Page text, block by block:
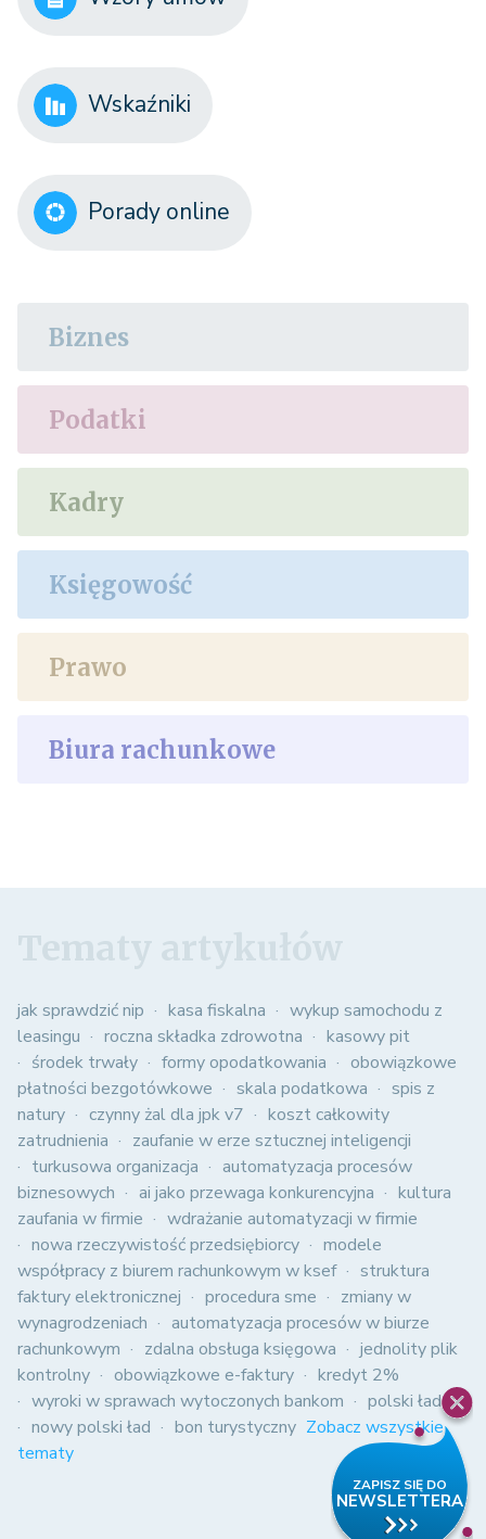
Wskaźniki
Porady online
Biznes
Podatki
Kadry
Księgowość
Prawo
Biura rachunkowe
jak sprawdzić nip kasa fiskalna
wykup samochodu z
leasingu
roczna składka zdrowotna
kasowy pit
środek trwały
formy opodatkowania
obowiązkowe
płatności bezgotówkowe
skala podatkowa
spis z
natury
czynny żal dla jpk v7
koszt całkowity
zatrudnienia
zaufanie w erze sztucznej inteligencji
turkusowa organizacja
automatyzacja procesów
biznesowych
ai jako przewaga konkurencyjna
kultura
zaufania w firmie
wdrażanie automatyzacji w firmie
nowa rzeczywistość przedsiębiorcy
modele
współpracy z biurem rachunkowym w ksef
struktura
faktury elektronicznej
procedura sme
zmiany w
wynagrodzeniach
automatyzacja procesów w biurze
rachunkowym
zdalna obsługa księgowa
jednolity plik
kontrolny
obowiązkowe e-faktury
kredyt 2%
wyroki w sprawach wytoczonych bankom
polski ład
nowy polski ład
bon turystyczny Zobacz wszystkie
tematy